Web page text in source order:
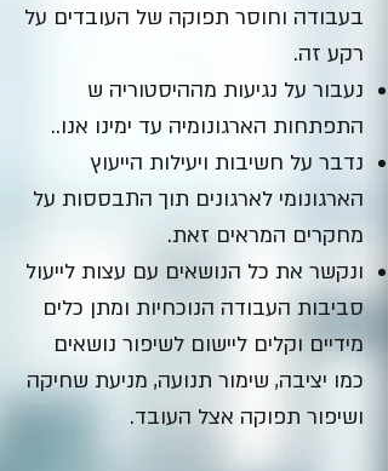
בעבודה וחוסר תפוקה של העובדים על
רקע זה.
נעבור על נגיעות מההיסטוריה ש
התפתחות הארגונומיה עד ימינו אנו..
נדבר על חשיבות ויעילות הייעוץ
הארגונומי לארגונים תוך התבססות על
מחקרים המראים זאת.
ונקשר את כל הנושאים עם עצות לייעול
סביבות העבודה הנוכחיות ומתן כלים
מידיים וקלים ליישום לשיפור נושאים
כמו יציבה, שימור תנועה, מניעת שחיקה
ושיפור תפוקה אצל העובד.